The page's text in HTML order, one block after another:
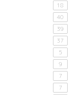
18
40
39
37
5
9
7
7